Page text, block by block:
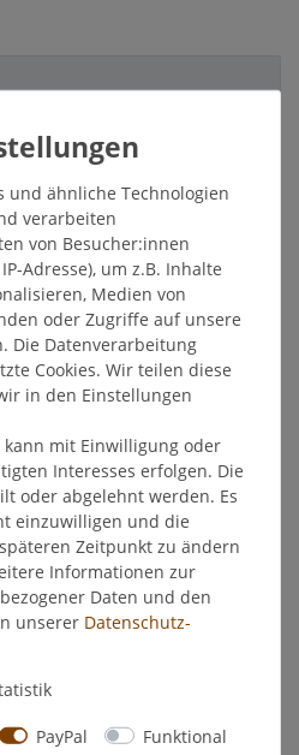
100g -
innerlich angewendet
Harnwege unterstützend
Diese Anwendung stützt
Anwendung des
Wirkstoff: 100 g
Bestandteile sind nicht
und Erwachsene, einschließlich
und ähnliche Technologien
verarbeiten
von Besucher:innen
Adresse), um z.B. Inhalte
Medien von
oder Zugriffe auf unsere
Die Datenverarbeitung
Cookies. Wir teilen diese
in den Einstellungen
mit Einwilligung oder
Interesses erfolgen. Die
oder abgelehnt werden. Es
einzuwilligen und die
Zeitpunkt zu ändern
Informationen zur
Daten und den
unserer Daten­schutz­
PayPal Funktional